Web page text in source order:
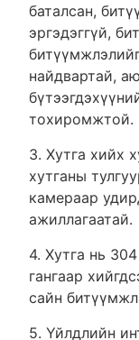
баталсан,
эргэдэггүй,
найдвартай,
тохиромжтой.
3. Хутга хийх
хутганы
камераар
ажиллагаатай.
4. Хутга нь
гангаар
сайн
5. Үйлдлийн